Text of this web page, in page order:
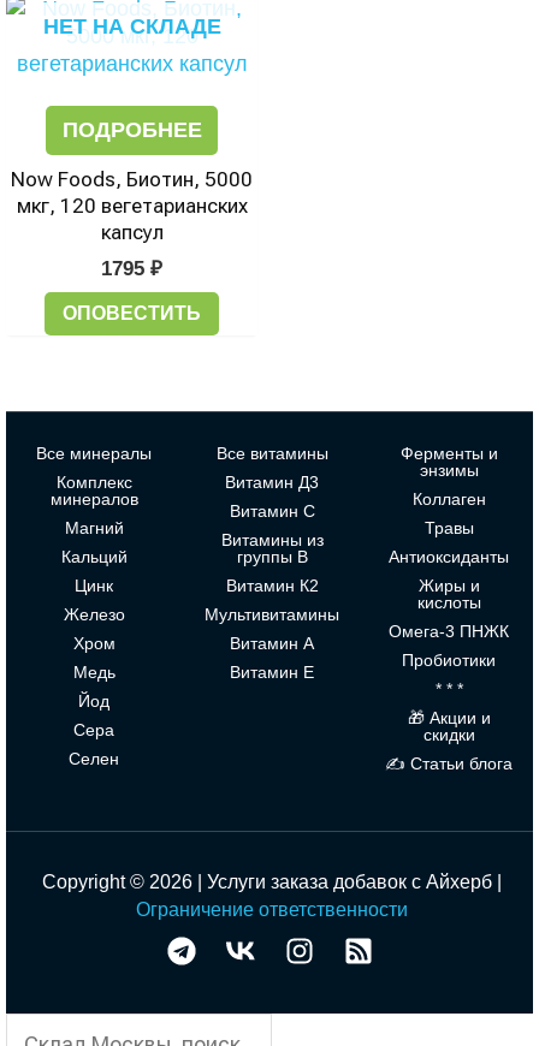
НЕТ НА СКЛАДЕ
ПОДРОБНЕЕ
Now Foods, Биотин, 5000
мкг, 120 вегетарианских
капсул
1795 ₽
ОПОВЕСТИТЬ
Все минералы
Комплекс
минералов
Магний
Кальций
Цинк
Железо
Хром
Медь
Йод
Сера
Селен
Все витамины
Витамин Д3
Витамин С
Витамины из
группы В
Витамин К2
Мультивитамины
Витамин А
Витамин Е
Ферменты и
энзимы
Коллаген
Травы
Антиоксиданты
Жиры и
кислоты
Омега-3 ПНЖК
Пробиотики
* * *
🎁 Акции и
скидки
✍ Статьи блога
Copyright © 2026 | Услуги заказа добавок с Айхерб |
Ограничение ответственности